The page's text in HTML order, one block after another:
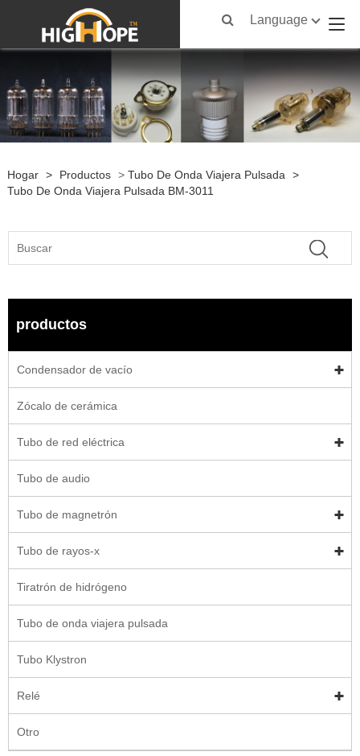
Language
Hogar > Productos > Tubo De Onda Viajera Pulsada
>
Tubo De Onda Viajera Pulsada BM-3011
productos
Condensador de vacío
Zócalo de cerámica
Tubo de red eléctrica
Tubo de audio
Tubo de magnetrón
Tubo de rayos-x
Tiratrón de hidrógeno
Tubo de onda viajera pulsada
Tubo Klystron
Relé
Otro